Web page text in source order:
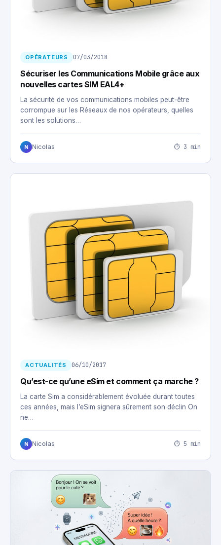
OPÉRATEURS 07/03/2018
Sécuriser les Communications Mobile grâce aux
nouvelles cartes SIM EAL4+
La sécurité de vos communications mobiles peut-être
corrompue sur les Réseaux de nos opérateurs, quelles
sont les solutions…
N Nicolas ⏱ 3 min
ACTUALITÉS 06/10/2017
Qu’est-ce qu’une eSim et comment ça marche ?
La carte Sim a considérablement évoluée durant toutes
ces années, mais l’eSim signera sûrement son déclin On
ne…
N Nicolas ⏱ 5 min